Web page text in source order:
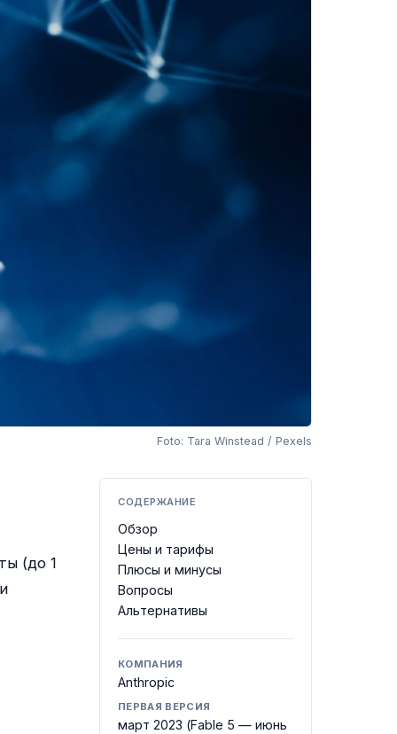
Foto: Tara Winstead / Pexels
(до 1
СОДЕРЖАНИЕ
Обзор
Цены и тарифы
Плюсы и минусы
Вопросы
Альтернативы
КОМПАНИЯ
Anthropic
ПЕРВАЯ ВЕРСИЯ
март 2023 (Fable 5 — июнь